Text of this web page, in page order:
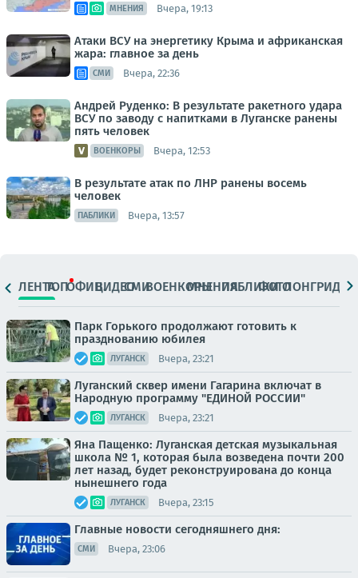
МНЕНИЯ Вчера, 19:13
Атаки ВСУ на энергетику Крыма и африканская
жара: главное за день
СМИ Вчера, 22:36
Андрей Руденко: В результате ракетного удара
ВСУ по заводу с напитками в Луганске ранены
пять человек
ВОЕНКОРЫ Вчера, 12:53
В результате атак по ЛНР ранены восемь
человек
ПАБЛИКИ Вчера, 13:57
ЛЕНТАТОПОФИЦ.ВИДЕОСМИВОЕНКОРЫМНЕНИЯПАБЛИКИ
ФОТОЛОНГРИДЫ
Парк Горького продолжают готовить к
празднованию юбилея
ЛУГАНСК Вчера, 23:21
Луганский сквер имени Гагарина включат в
Народную программу "ЕДИНОЙ РОССИИ"
ЛУГАНСК Вчера, 23:21
Яна Пащенко: Луганская детская музыкальная
школа № 1, которая была возведена почти 200
лет назад, будет реконструирована до конца
нынешнего года
ЛУГАНСК Вчера, 23:15
Главные новости сегодняшнего дня:
СМИ Вчера, 23:06